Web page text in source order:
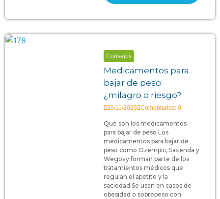
Consejos
Medicamentos para
bajar de peso:
¿milagro o riesgo?
25/11/2025 Comentarios: 0
Qué son los medicamentos
para bajar de peso Los
medicamentos para bajar de
peso como Ozempic, Saxenda y
Wegovy forman parte de los
tratamientos médicos que
regulan el apetito y la
saciedad.Se usan en casos de
obesidad o sobrepeso con